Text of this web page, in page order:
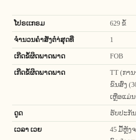
ໂປຣເເກຣມ 629 ຂໍ້
ຈໍານວນຄໍາສັ່ງຕໍາ່ສຸດທີ່ 1
ເກີດຂໍ້ຜິດພາດພາດ FOB
ເກີດຂໍ້ຜິດພາດພາດ
TT (ກາ
ຂົນສົ່ງ
ເຫຼືອແມ່
ດູດ ຮັບປະກັນ
ເວລາ ເວຍ
45 ມື້ຫຼັງ